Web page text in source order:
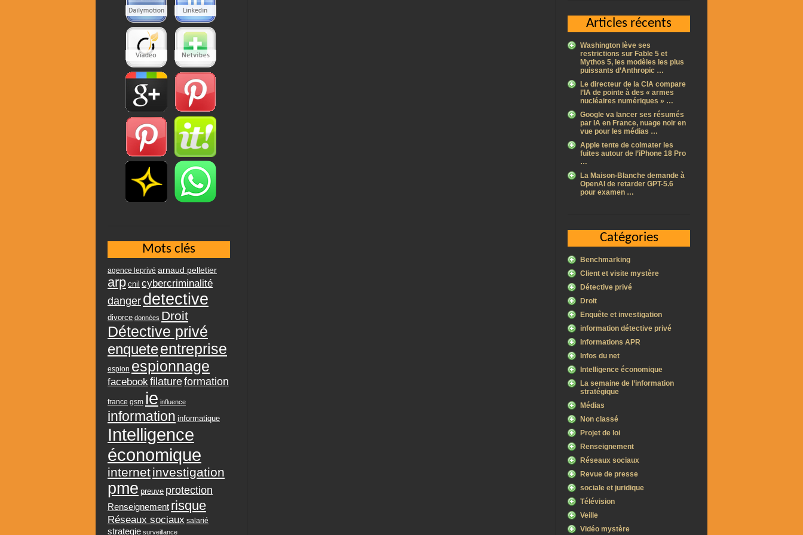
Articles récents
Washington lève ses
restrictions sur Fable 5 et
Mythos 5, les modèles les plus
puissants d’Anthropic …
Le directeur de la CIA compare
l’IA de pointe à des « armes
nucléaires numériques » …
Google va lancer ses résumés
par IA en France, nuage noir en
vue pour les médias …
Apple tente de colmater les
fuites autour de l’iPhone 18 Pro
…
La Maison-Blanche demande à
OpenAI de retarder GPT-5.6
pour examen …
Catégories
Benchmarking
Client et visite mystère
Détective privé
Droit
Enquête et investigation
information détective privé
Informations APR
Infos du net
Intelligence économique
La semaine de l’information
stratégique
Médias
Non classé
Projet de loi
Renseignement
Réseaux sociaux
Revue de presse
sociale et juridique
Télévision
Veille
Vidéo mystère
Mots clés
agence leprivé arnaud pelletier
arp cnil cybercriminalité
danger detective
divorce données Droit
Détective privé
enqueteentreprise
espion espionnage
facebookfilatureformation
france gsm ie influence
information informatique
Intelligence
économique
internetinvestigation
pme preuve protection
Renseignement risque
Réseaux sociaux salarié
strategie surveillance